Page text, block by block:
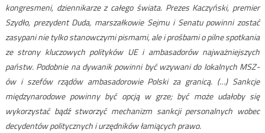
kongresmeni, dziennikarze z całego świata. Prezes Kaczyński, premier
Szydło, prezydent Duda, marszałkowie Sejmu i Senatu powinni zostać
zasypani nie tylko stanowczymi pismami, ale i prośbami o pilne spotkania
ze strony kluczowych polityków UE i ambasadorów najważniejszych
państw. Podobnie na dywanik powinni być wzywani do lokalnych MSZ-
ów i szefów rządów ambasadorowie Polski za granicą. (…) Sankcje
międzynarodowe powinny być opcją w grze; być może udałoby się
wykorzystać bądź stworzyć mechanizm sankcji personalnych wobec
decydentów politycznych i urzędników łamiących prawo.